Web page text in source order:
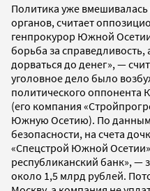
Политика уже
органов, считает
генпрокурор Южной
борьба за справедливость,
дорваться до денег», —
уголовное дело было
политического оппонента
(его компания
Южную Осетию). По данным
безопасности, на счета
«Спецстрой Южной
республиканский банк», —
около 1,5 млрд рублей.